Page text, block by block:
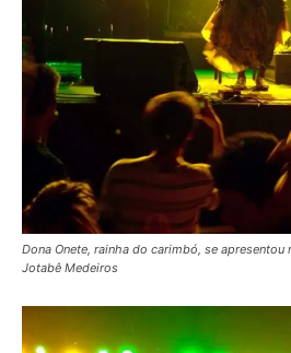
Dona Onete, rainha do carimbó, se apresentou
Jotabê Medeiros